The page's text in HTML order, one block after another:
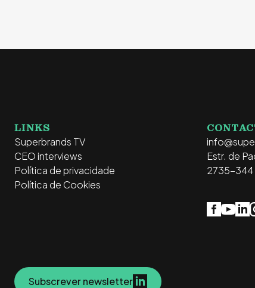
LINKS
Superbrands TV
CEO interviews
Política de privacidade
Política de Cookies
Subscrever newsletter
Estr. de
2735-344